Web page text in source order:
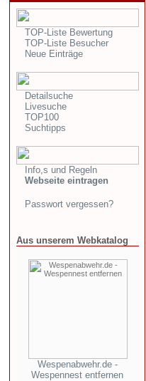
TOP-Liste Bewertung
TOP-Liste Besucher
Neue Einträge
Detailsuche
Livesuche
TOP100
Suchtipps
Info,s und Regeln
Webseite eintragen
Passwort vergessen?
Aus unserem Webkatalog
Wespenabwehr.de -
Wespennest entfernen